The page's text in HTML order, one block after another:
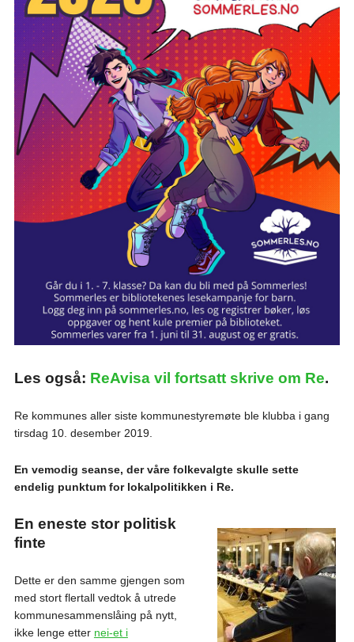
Les også: ReAvisa vil fortsatt skrive om Re.
Re kommunes aller siste kommunestyremøte ble klubba i gang
tirsdag 10. desember 2019.
En vemodig seanse, der våre folkevalgte skulle sette
endelig punktum for lokalpolitikken i Re.
En eneste stor politisk
finte
Dette er den samme gjengen som
med stort flertall vedtok å utrede
kommunesammenslåing på nytt,
ikke lenge etter nei-et i